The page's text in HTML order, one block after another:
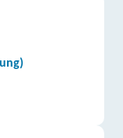
gGmbH |